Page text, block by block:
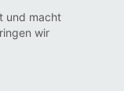
und macht
wir